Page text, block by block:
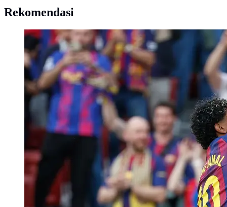
Rekomendasi